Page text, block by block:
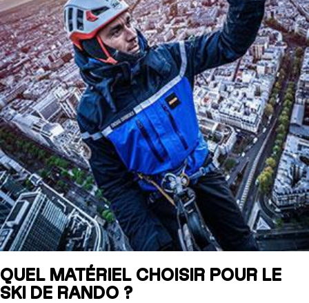
QUEL MATÉRIEL CHOISIR POUR LE
SKI DE RANDO ?